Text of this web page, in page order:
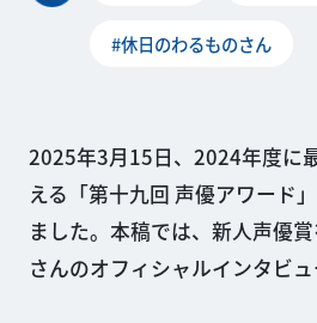
#休日のわるものさん
2025年3月15日、2024年度に
える「第十九回 声優アワード
ました。本稿では、新人声優
さんのオフィシャルインタビュ